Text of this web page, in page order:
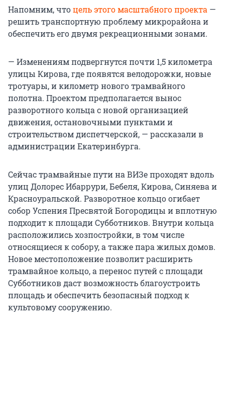
Напомним, чтоцель этого масштабного проекта —
решить транспортную проблему микрорайона и
обеспечить его двумя рекреационными зонами.
— Изменениям подвергнутся почти 1,5 километра
улицы Кирова, где появятся велодорожки, новые
тротуары, и километр нового трамвайного
полотна. Проектом предполагается вынос
разворотного кольца с новой организацией
движения, остановочными пунктами и
строительством диспетчерской, — рассказали в
администрации Екатеринбурга.
Сейчас трамвайные пути на ВИЗе проходят вдоль
улиц Долорес Ибаррури, Бебеля, Кирова, Синяева и
Красноуральской. Разворотное кольцо огибает
собор Успения Пресвятой Богородицы и вплотную
подходит к площади Субботников. Внутри кольца
расположились хозпостройки, в том числе
относящиеся к собору, а также пара жилых домов.
Новое местоположение позволит расширить
трамвайное кольцо, а перенос путей с площади
Субботников даст возможность благоустроить
площадь и обеспечить безопасный подход к
культовому сооружению.